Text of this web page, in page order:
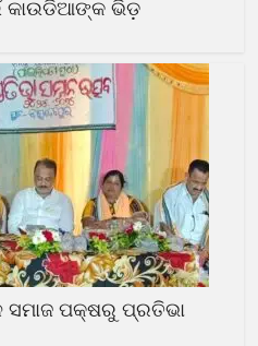
କାଉଡିଆଙ୍କ ଭିଡ଼
ସମାଜ ପକ୍ଷରୁ ପ୍ରତିଭା